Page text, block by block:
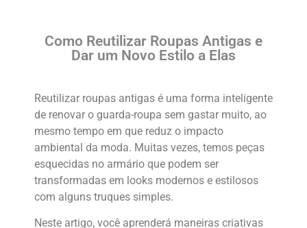
Como Reutilizar Roupas Antigas e
Dar um Novo Estilo a Elas
Reutilizar roupas antigas é uma forma inteligente
de renovar o guarda-roupa sem gastar muito, ao
mesmo tempo em que reduz o impacto
ambiental da moda. Muitas vezes, temos peças
esquecidas no armário que podem ser
transformadas em looks modernos e estilosos
com alguns truques simples.
Neste artigo, você aprenderá maneiras criativas